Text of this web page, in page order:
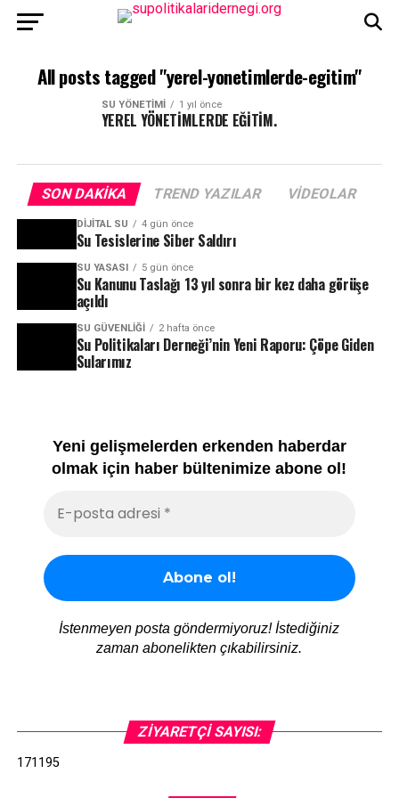
All posts tagged "yerel-yonetimlerde-egitim"
SU YÖNETIMI 1 yıl önce
YEREL YÖNETİMLERDE EĞİTİM.
SON DAKIKA TREND YAZILAR VIDEOLAR
DIJITAL SU 4 gün önce
Su Tesislerine Siber Saldırı
SU YASASI 5 gün önce
Su Kanunu Taslağı 13 yıl sonra bir kez daha görüşe
açıldı
SU GÜVENLIĞI 2 hafta önce
Su Politikaları Derneği’nin Yeni Raporu: Çöpe Giden
Sularımız
Yeni gelişmelerden erkenden haberdar
olmak için haber bültenimize abone ol!
İstenmeyen posta göndermiyoruz! İstediğiniz
zaman abonelikten çıkabilirsiniz.
ZIYARETÇI SAYISI:
171195